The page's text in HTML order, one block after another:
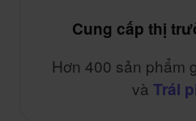
Cung cấp thị
Hơn 400 sản phẩm
và Trái